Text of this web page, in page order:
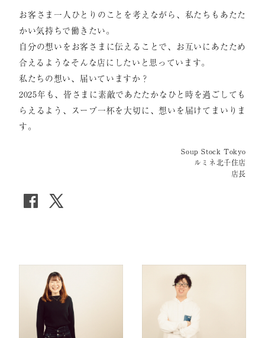
お客さま一人ひとりのことを考えながら、私たちもあたた
かい気持ちで働きたい。
自分の想いをお客さまに伝えることで、お互いにあたため
合えるようなそんな店にしたいと思っています。
私たちの想い、届いていますか？
2025年も、皆さまに素敵であたたかなひと時を過ごしても
らえるよう、スープ一杯を大切に、想いを届けてまいりま
す。
Soup Stock Tokyo
ルミネ北千住店
店長